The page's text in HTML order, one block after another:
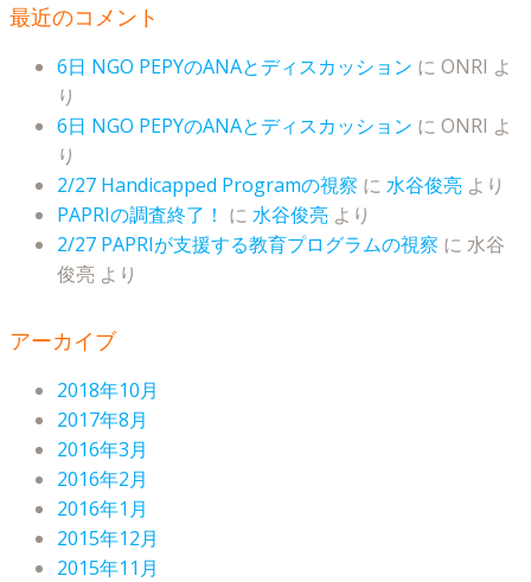
最近のコメント
6日 NGO PEPYのANAとディスカッション に ONRI よ
り
6日 NGO PEPYのANAとディスカッション に ONRI よ
り
2/27 Handicapped Programの視察 に 水谷俊亮 より
PAPRIの調査終了！ に 水谷俊亮 より
2/27 PAPRIが支援する教育プログラムの視察 に 水谷
俊亮 より
アーカイブ
2018年10月
2017年8月
2016年3月
2016年2月
2016年1月
2015年12月
2015年11月